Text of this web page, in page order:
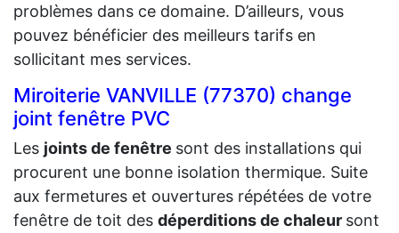
problèmes dans ce domaine. D’ailleurs, vous
pouvez bénéficier des meilleurs tarifs en
sollicitant mes services.
Miroiterie VANVILLE (77370) change
joint fenêtre PVC
Les joints de fenêtre sont des installations qui
procurent une bonne isolation thermique. Suite
aux fermetures et ouvertures répétées de votre
fenêtre de toit des déperditions de chaleur sont